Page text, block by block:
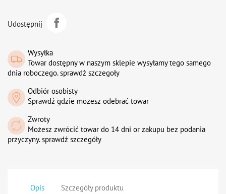
Udostępnij
Wysyłka
Towar dostępny w naszym sklepie wysyłamy tego samego
dnia roboczego. sprawdź szczegoły
Odbiór osobisty
Sprawdź gdzie możesz odebrać towar
Zwroty
Możesz zwrócić towar do 14 dni or zakupu bez podania
przyczyny. sprawdź szczegóły
Opis Szczegóły produktu